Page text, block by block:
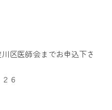
区医師会までお申込下さ
６